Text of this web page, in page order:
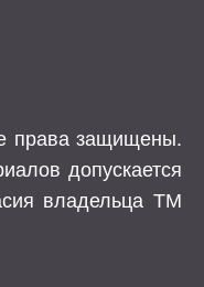
права защищены.
допускается
владельца ТМ